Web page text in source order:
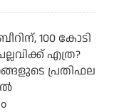
100 കോടി
എത്ര?
പ്രതിഫല